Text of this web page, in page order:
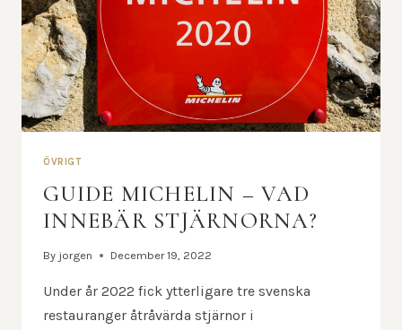
ÖVRIGT
GUIDE MICHELIN – VAD
INNEBÄR STJÄRNORNA?
By jorgen December 19, 2022
Under år 2022 fick ytterligare tre svenska
restauranger åtråvärda stjärnor i